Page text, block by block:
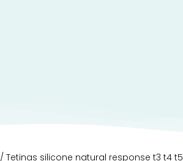
/ Tetinas silicone natural response t3 t4 t5